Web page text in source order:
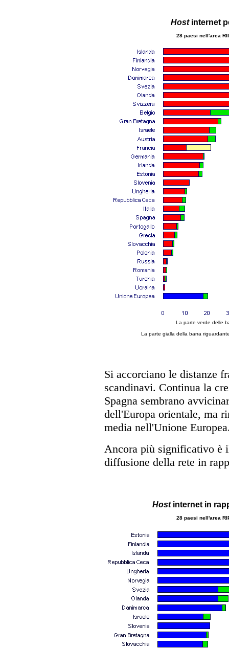
Hostinternet
28 paesi nell'area
La parte verde delle
La parte gialla della barra
Si accorciano le distanze
scandinavi. Continua la
Spagna sembrano
dell'Europa orientale, ma
media nell'Unione
Ancora più significativo è
diffusione della rete in
Hostinternet in
28 paesi nell'area